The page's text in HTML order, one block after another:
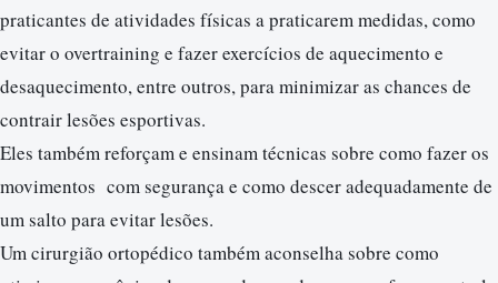
praticantes de atividades físicas a praticarem medidas, como
evitar o overtraining e fazer exercícios de aquecimento e
desaquecimento, entre outros, para minimizar as chances de
contrair lesões esportivas.
Eles também reforçam e ensinam técnicas sobre como fazer os
movimentos com segurança e como descer adequadamente de
um salto para evitar lesões.
Um cirurgião ortopédico também aconselha sobre como